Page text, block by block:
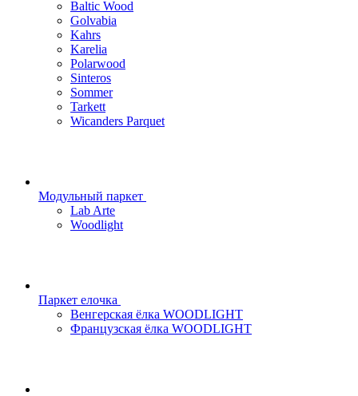
Baltic Wood
Golvabia
Kahrs
Karelia
Polarwood
Sinteros
Sommer
Tarkett
Wicanders Parquet
Модульный паркет
Lab Arte
Woodlight
Паркет елочка
Венгерская ёлка WOODLIGHT
Французская ёлка WOODLIGHT